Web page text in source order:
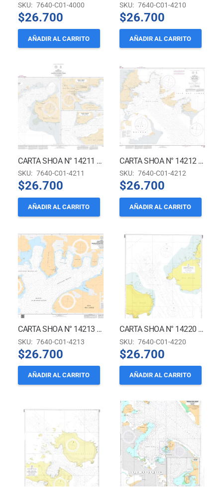
SKU: 7640-C01-4000
$26.700
AÑADIR AL CARRITO
SKU: 7640-C01-4210
$26.700
AÑADIR AL CARRITO
CARTA SHOA N° 14211 (INT 9123) – ANTÁRTICA – ISLAS SHETLAND DEL SUR – CALETAS EN BAHÍA FILDES
SKU: 7640-C01-4211
$26.700
AÑADIR AL CARRITO
CARTA SHOA N° 14212 (INT 9124) – ANTÁRTICA – ISLA SHETLAND DEL SUR – BAHÍA FILDES
SKU: 7640-C01-4212
$26.700
AÑADIR AL CARRITO
CARTA SHOA N° 14213 – ENSENADAS MACKELLAR Y MARTEL
SKU: 7640-C01-4213
$26.700
AÑADIR AL CARRITO
CARTA SHOA N° 14220 – TERRITORIO ANTÁRTICO CHILENO – ISLAS SHETLAND DEL SUR – ESTRECHO NELSON
SKU: 7640-C01-4220
$26.700
AÑADIR AL CARRITO